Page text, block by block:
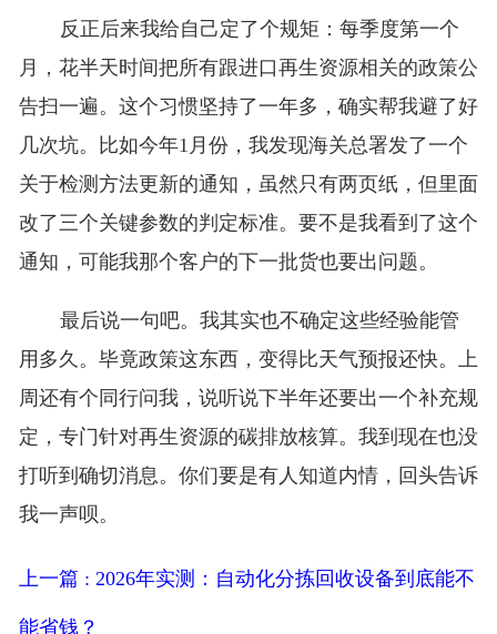
反正后来我给自己定了个规矩：每季度第一个
月，花半天时间把所有跟进口再生资源相关的政策公
告扫一遍。这个习惯坚持了一年多，确实帮我避了好
几次坑。比如今年1月份，我发现海关总署发了一个
关于检测方法更新的通知，虽然只有两页纸，但里面
改了三个关键参数的判定标准。要不是我看到了这个
通知，可能我那个客户的下一批货也要出问题。
最后说一句吧。我其实也不确定这些经验能管
用多久。毕竟政策这东西，变得比天气预报还快。上
周还有个同行问我，说听说下半年还要出一个补充规
定，专门针对再生资源的碳排放核算。我到现在也没
打听到确切消息。你们要是有人知道内情，回头告诉
我一声呗。
上一篇 : 2026年实测：自动化分拣回收设备到底能不
能省钱？